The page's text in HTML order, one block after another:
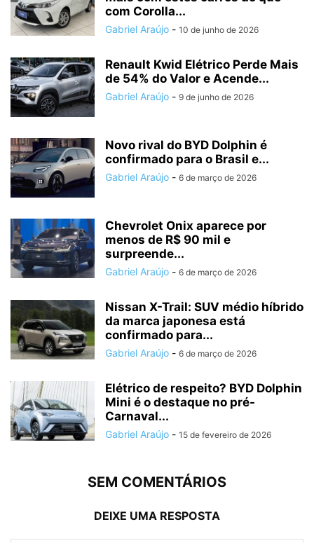
com Corolla...
Gabriel Araújo - 10 de junho de 2026
Renault Kwid Elétrico Perde Mais
de 54% do Valor e Acende...
Gabriel Araújo - 9 de junho de 2026
Novo rival do BYD Dolphin é
confirmado para o Brasil e...
Gabriel Araújo - 6 de março de 2026
Chevrolet Onix aparece por
menos de R$ 90 mil e
surpreende...
Gabriel Araújo - 6 de março de 2026
Nissan X-Trail: SUV médio híbrido
da marca japonesa está
confirmado para...
Gabriel Araújo - 6 de março de 2026
Elétrico de respeito? BYD Dolphin
Mini é o destaque no pré-
Carnaval...
Gabriel Araújo - 15 de fevereiro de 2026
SEM COMENTÁRIOS
DEIXE UMA RESPOSTA